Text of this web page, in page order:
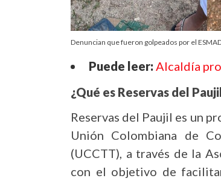
Denuncian que fueron golpeados por el
Puede leer: Alcaldía
¿Qué es Reservas del
Reservas del Paujil es un
Unión Colombiana de
(UCCTT), a través de la
con el objetivo de